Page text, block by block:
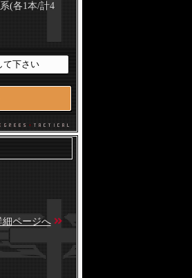
(各1本/計4
ページへ